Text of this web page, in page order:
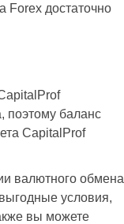
Forex достаточно
поэтому баланс
CapitalProf
валютного обмена
условия,
вы можете